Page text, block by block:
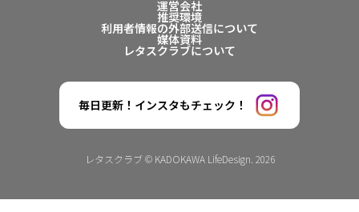
運営会社
推奨環境
利用者情報の外部送信について
媒体資料
レタスクラブについて
毎日更新！インスタもチェック！
レタスクラブ © KADOKAWA LifeDesign. 2026